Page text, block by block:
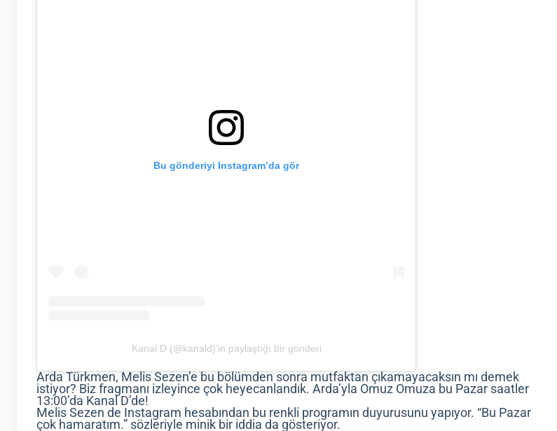
Bu gönderiyi Instagram’da gör
Kanal D (@kanald)’in paylaştığı bir gönderi
Arda Türkmen, Melis Sezen’e bu bölümden sonra mutfaktan çıkamayacaksın mı demek
istiyor? Biz fragmanı izleyince çok heyecanlandık. Arda’yla Omuz Omuza bu Pazar saatler
13:00’da Kanal D’de!
Melis Sezen de Instagram hesabından bu renkli programın duyurusunu yapıyor. “Bu Pazar
çok hamaratım.” sözleriyle minik bir iddia da gösteriyor.